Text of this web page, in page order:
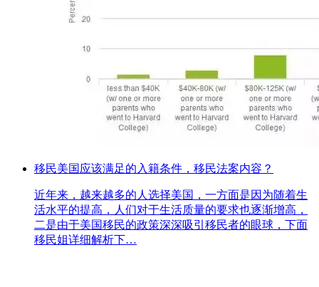
移民美国应该满足的入籍条件，移民法案内容？
近年来，越来越多的人选择美国，一方面是因为随着生
活水平的提高，人们对于生活质量的要求也逐渐增高，
二是由于美国移民的政策深深吸引移民者的眼球，下面
移民姐详细解析下…